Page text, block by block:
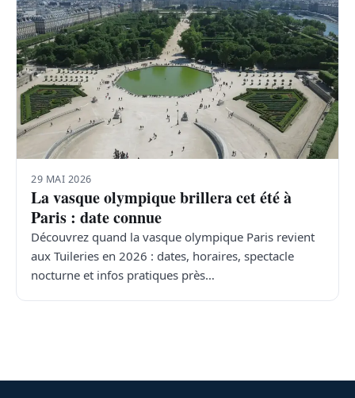
29 MAI 2026
La vasque olympique brillera cet été à
Paris : date connue
Découvrez quand la vasque olympique Paris revient
aux Tuileries en 2026 : dates, horaires, spectacle
nocturne et infos pratiques près…